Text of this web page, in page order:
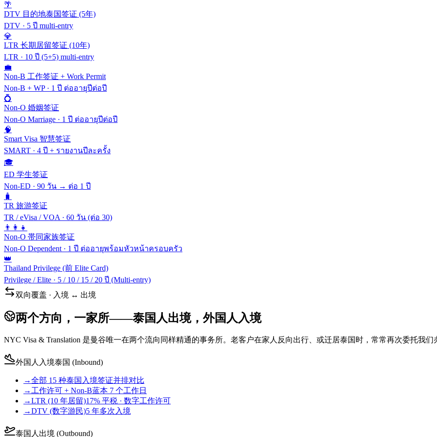
🌴
DTV 目的地泰国签证 (5年)
DTV · 5 ปี multi-entry
💎
LTR 长期居留签证 (10年)
LTR · 10 ปี (5+5) multi-entry
💼
Non-B 工作签证 + Work Permit
Non-B + WP· 1 ปี ต่ออายุปีต่อปี
💍
Non-O 婚姻签证
Non-O Marriage · 1 ปี ต่ออายุปีต่อปี
🧠
Smart Visa 智慧签证
SMART · 4 ปี + รายงานปีละครั้ง
🎓
ED 学生签证
Non-ED · 90 วัน → ต่อ 1 ปี
🧳
TR 旅游签证
TR / eVisa / VOA · 60 วัน (ต่อ 30)
👨‍👩‍👧
Non-O 帯同家族签证
Non-O Dependent · 1 ปี ต่ออายุพร้อมหัวหน้าครอบครัว
👑
Thailand Privilege (前 Elite Card)
Privilege / Elite · 5 / 10 / 15 / 20 ปี (Multi-entry)
双向覆盖 · 入境 ↔ 出境
两个方向，一家所——泰国人出境，外国人入境
NYC Visa & Translation 是曼谷唯一在两个流向同样精通的事务所。老客户在家人反向出行、或迁居泰国时，常常再次委托我们
外国人入境泰国 (Inbound)
→全部 15 种泰国入境签证并排对比
→工作许可 + Non-B蓝本 7 个工作日
→LTR (10 年居留)17% 平税 · 数字工作许可
→DTV (数字游民)5 年多次入境
泰国人出境 (Outbound)